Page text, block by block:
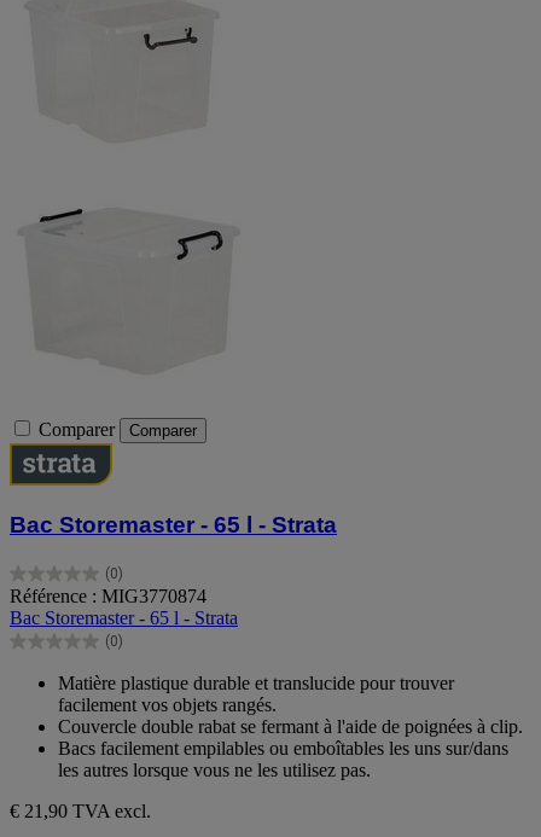
Comparer Comparer
Bac Storemaster - 65 l - Strata
(0)
0.0
sur
5
étoiles.
Référence : MIG3770874
Bac Storemaster - 65 l - Strata
(0)
0.0
étoiles.
Matière plastique durable et translucide pour trouver
facilement vos objets rangés.
Couvercle double rabat se fermant à l'aide de poignées à clip.
Bacs facilement empilables ou emboîtables les uns sur/dans
les autres lorsque vous ne les utilisez pas.
€ 21,90 TVA excl.